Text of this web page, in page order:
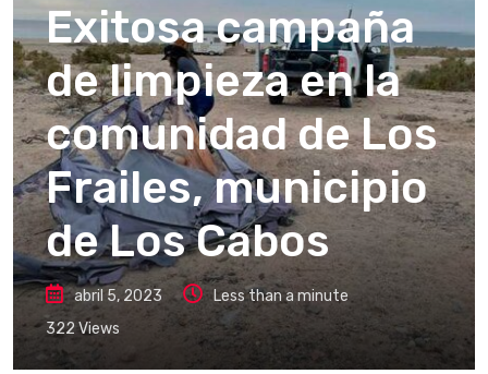
Exitosa campaña
de limpieza en la
comunidad de Los
Frailes, municipio
de Los Cabos
abril 5, 2023
Less than a minute
322Views